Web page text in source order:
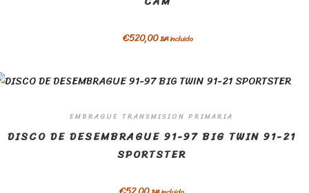
€520,00IVA incluido
EMBRAGUE TRANSMISION PRIMARIA
DISCO DE DESEMBRAGUE 91-97 BIG TWIN 91-21
SPORTSTER